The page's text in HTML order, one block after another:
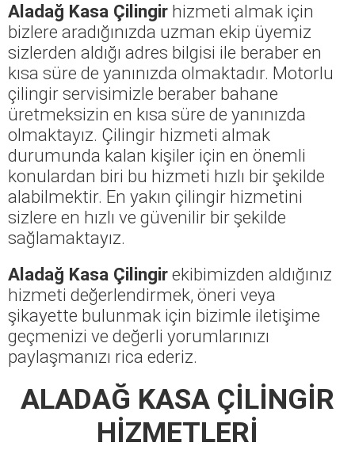
Aladağ Kasa Çilingir hizmeti almak için
bizlere aradığınızda uzman ekip üyemiz
sizlerden aldığı adres bilgisi ile beraber en
kısa süre de yanınızda olmaktadır. Motorlu
çilingir servisimizle beraber bahane
üretmeksizin en kısa süre de yanınızda
olmaktayız. Çilingir hizmeti almak
durumunda kalan kişiler için en önemli
konulardan biri bu hizmeti hızlı bir şekilde
alabilmektir. En yakın çilingir hizmetini
sizlere en hızlı ve güvenilir bir şekilde
sağlamaktayız.
Aladağ Kasa Çilingirekibimizden aldığınız
hizmeti değerlendirmek, öneri veya
şikayette bulunmak için bizimle iletişime
geçmenizi ve değerli yorumlarınızı
paylaşmanızı rica ederiz.
ALADAĞ KASA ÇİLİNGİR
HİZMETLERİ